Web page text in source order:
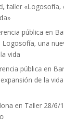
taller «Logosofía,
pública en
Logosofía, una
vida
pública en
de la
en Taller 28/6/